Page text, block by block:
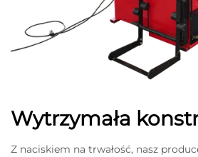
Wytrzymała
Z naciskiem na trwałość, nasz